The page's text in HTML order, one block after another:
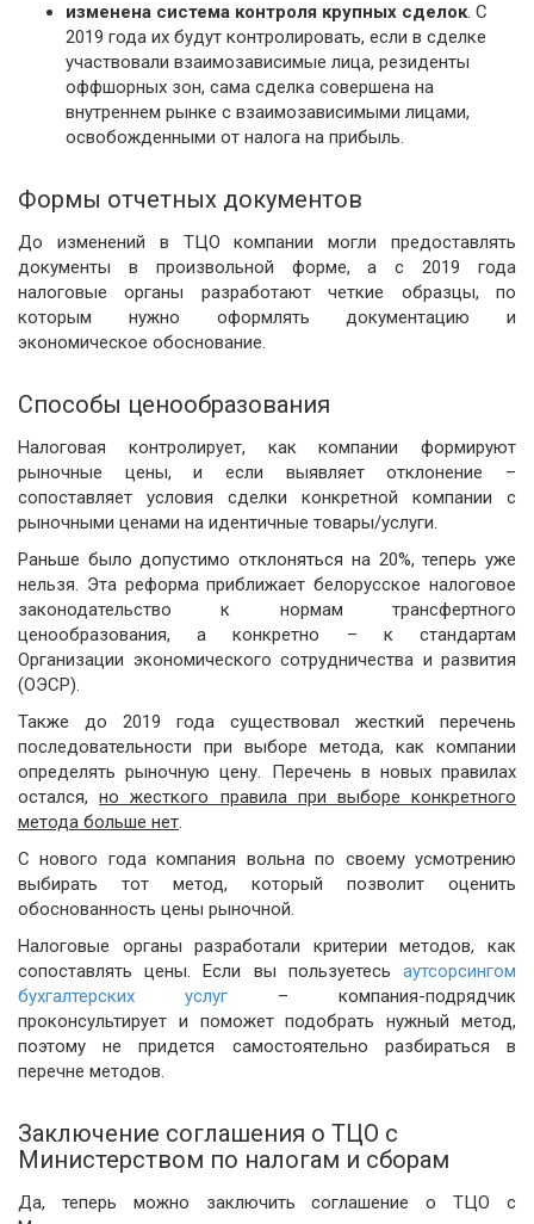
изменена система контроля крупных сделок. С
2019 года их будут контролировать, если в сделке
участвовали взаимозависимые лица, резиденты
оффшорных зон, сама сделка совершена на
внутреннем рынке с взаимозависимыми лицами,
освобожденными от налога на прибыль.
Формы отчетных документов
До изменений в ТЦО компании могли предоставлять
документы в произвольной форме, а с 2019 года
налоговые органы разработают четкие образцы, по
которым нужно оформлять документацию и
экономическое обоснование.
Способы ценообразования
Налоговая контролирует, как компании формируют
рыночные цены, и если выявляет отклонение –
сопоставляет условия сделки конкретной компании с
рыночными ценами на идентичные товары/услуги.
Раньше было допустимо отклоняться на 20%, теперь уже
нельзя. Эта реформа приближает белорусское налоговое
законодательство к нормам трансфертного
ценообразования, а конкретно – к стандартам
Организации экономического сотрудничества и развития
(ОЭСР).
Также до 2019 года существовал жесткий перечень
последовательности при выборе метода, как компании
определять рыночную цену. Перечень в новых правилах
остался,но жесткого правила при выборе конкретного
метода больше нет.
С нового года компания вольна по своему усмотрению
выбирать тот метод, который позволит оценить
обоснованность цены рыночной.
Налоговые органы разработали критерии методов, как
сопоставлять цены. Если вы пользуетесь аутсорсингом
бухгалтерских услуг – компания-подрядчик
проконсультирует и поможет подобрать нужный метод,
поэтому не придется самостоятельно разбираться в
перечне методов.
Заключение соглашения о ТЦО с
Министерством по налогам и сборам
Да, теперь можно заключить соглашение о ТЦО с